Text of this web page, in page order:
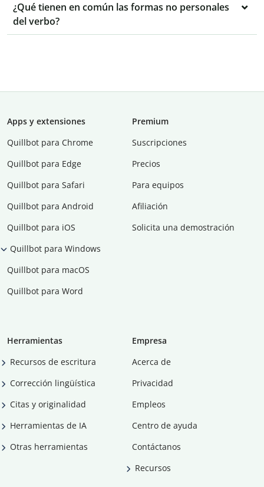
¿Qué tienen en común las formas no personales
del verbo?
Apps y extensiones
Quillbot para Chrome
Quillbot para Edge
Quillbot para Safari
Quillbot para Android
Quillbot para iOS
Quillbot para Windows
Quillbot para macOS
Quillbot para Word
Premium
Suscripciones
Precios
Para equipos
Afiliación
Solicita una demostración
Herramientas
Recursos de escritura
Corrección lingüística
Citas y originalidad
Herramientas de IA
Otras herramientas
Empresa
Acerca de
Privacidad
Empleos
Centro de ayuda
Contáctanos
Recursos